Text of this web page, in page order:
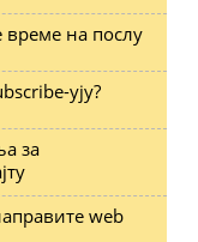
време на послу
ују?
за
web